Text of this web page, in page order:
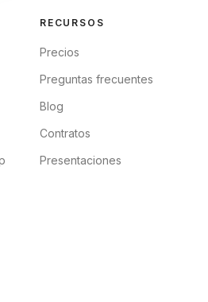
RECURSOS
Precios
Preguntas frecuentes
Blog
Contratos
Presentaciones